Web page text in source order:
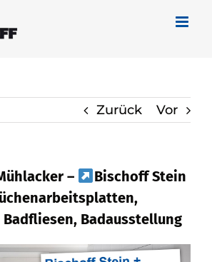
Zurück Vor
–
Bischoff Stein
Badausstellung
+ Design für Mühlacker